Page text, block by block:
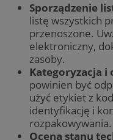
Sporządzenie
listę wszystkich
przenoszone.
elektroniczny,
zasoby.
Kategoryzacja i
powinien być
użyć etykiet z
identyfikację i
rozpakowywania.
Ocena stanu